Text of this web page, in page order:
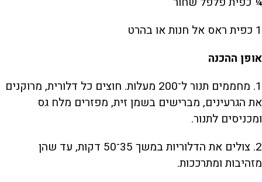
1 כפית ראס אל חנות או בהרט
אופן ההכנה
1. מחממים תנור ל־200 מעלות. חוצים כל דלורית, מרוקנים
את הגרעינים, מברישים בשמן זית, מפזרים מלח גס
ומכניסים לתנור.
2. צולים את הדלוריות במשך 35־50 דקות, עד שהן
מזהיבות ומתרככות.